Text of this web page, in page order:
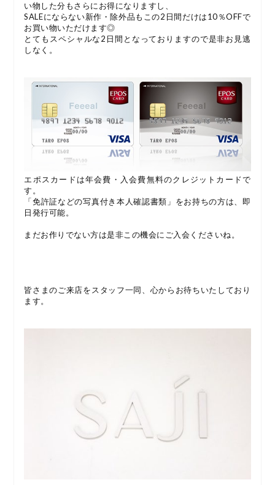
い物した分もさらにお得になりますし、
SALEにならない新作・除外品もこの2日間だけは10％OFFで
お買い物いただけます◎
とてもスペシャルな2日間となっておりますので是非お見逃
しなく。
エポスカードは年会費・入会費無料のクレジットカードで
す。
「免許証などの写真付き本人確認書類」をお持ちの方は、即
日発行可能。
まだお作りでない方は是非この機会にご入会くださいね。
皆さまのご来店をスタッフ一同、心からお待ちいたしており
ます。